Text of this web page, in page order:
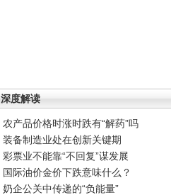
深度解读
农产品价格时涨时跌有“解药”吗
装备制造业处在创新关键期
彩票业不能靠“不回复”谋发展
国际油价金价下跌意味什么？
奶企公关中传递的“负能量”